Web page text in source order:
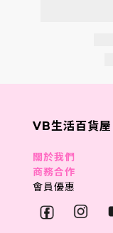
VB生活百貨屋
關於我們
商務合作
會員優惠